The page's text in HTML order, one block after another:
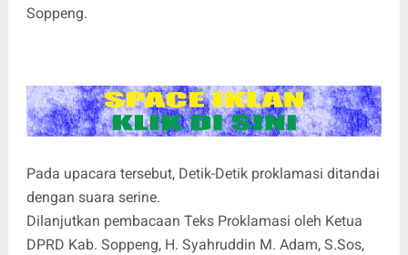
Soppeng.
Pada upacara tersebut, Detik-Detik proklamasi ditandai
dengan suara serine.
Dilanjutkan pembacaan Teks Proklamasi oleh Ketua
DPRD Kab. Soppeng, H. Syahruddin M. Adam, S.Sos,